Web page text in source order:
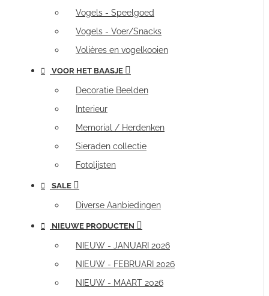
Vogels - Speelgoed
Vogels - Voer/Snacks
Volières en vogelkooien
VOOR HET BAASJE
Decoratie Beelden
Interieur
Memorial / Herdenken
Sieraden collectie
Fotolijsten
SALE
Diverse Aanbiedingen
NIEUWE PRODUCTEN
NIEUW - JANUARI 2026
NIEUW - FEBRUARI 2026
NIEUW - MAART 2026